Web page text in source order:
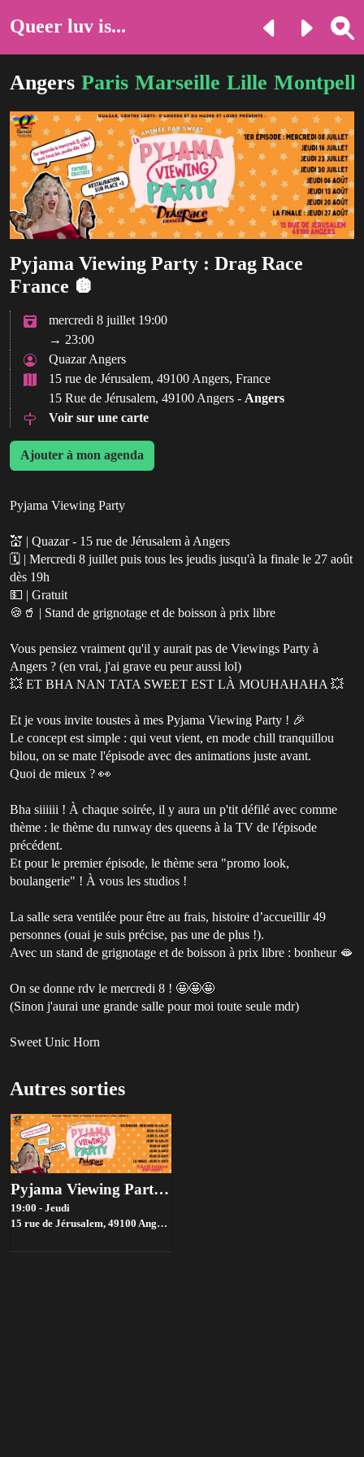
Queer luv is...
Angers Paris Marseille Lille
Pyjama Viewing Party : Drag Race
France 🪩​
mercredi 8 juillet 19:00
→ 23:00
Quazar Angers
15 rue de Jérusalem, 49100 Angers, France
15 Rue de Jérusalem, 49100 Angers - Angers
Voir sur une carte
Ajouter à mon agenda
Pyjama Viewing Party
💒 | Quazar - 15 rue de Jérusalem à Angers
🗓️ | Mercredi 8 juillet puis tous les jeudis jusqu'à la finale le 27 août
dès 19h
💵 | Gratuit
🍪🥤 | Stand de grignotage et de boisson à prix libre
Vous pensiez vraiment qu'il y aurait pas de Viewings Party à
Angers ? (en vrai, j'ai grave eu peur aussi lol)
💥 ET BHA NAN TATA SWEET EST LÀ MOUHAHAHA 💥
Et je vous invite toustes à mes Pyjama Viewing Party ! 🎉
Le concept est simple : qui veut vient, en mode chill tranquillou
bilou, on se mate l'épisode avec des animations juste avant.
Quoi de mieux ? 👀
Bha siiiiii ! À chaque soirée, il y aura un p'tit défilé avec comme
thème : le thème du runway des queens à la TV de l'épisode
précédent.
Et pour le premier épisode, le thème sera "promo look,
boulangerie" ! À vous les studios !
La salle sera ventilée pour être au frais, histoire d’accueillir 49
personnes (ouai je suis précise, pas une de plus !).
Avec un stand de grignotage et de boisson à prix libre : bonheur 🫦
On se donne rdv le mercredi 8 ! 🤩🤩🤩
(Sinon j'aurai une grande salle pour moi toute seule mdr)
Sweet Unic Horn
Autres sorties
Pyjama Viewing Party : Drag Race France 🪩​
19:00 - Jeudi
15 rue de Jérusalem, 49100 Angers, France,